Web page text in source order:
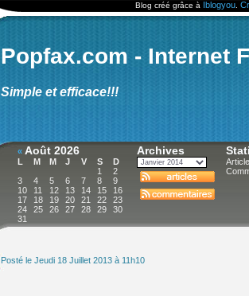
Blog créé grâce à Iblogyou
Popfax.com - Internet
Simple et efficace!!!
« Août 2026
L M M J V S
D
1
2
3
4 5 6 7 8
9
10
11 12 13 14 15
16
17
18 19 20 21 22
23
24
25 26 27 28 29
30
31
Archives
Posté le Jeudi 18 Juillet 2013 à 11h10